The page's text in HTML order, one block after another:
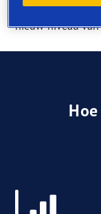
oplossing voor
nieuw niveau